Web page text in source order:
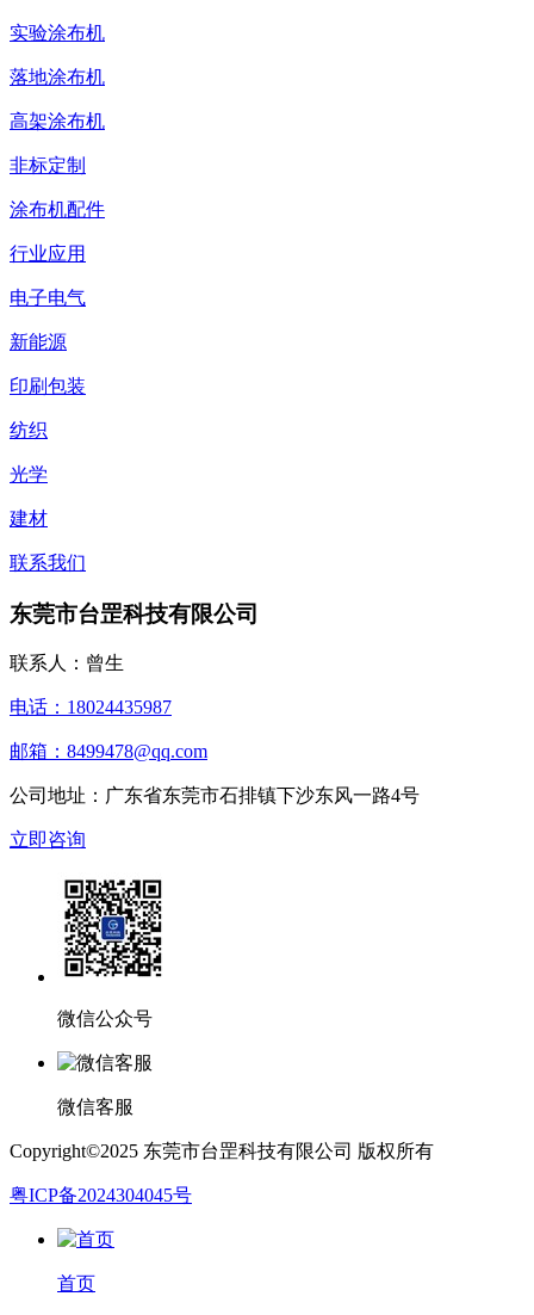
实验涂布机
落地涂布机
高架涂布机
非标定制
涂布机配件
行业应用
电子电气
新能源
印刷包装
纺织
光学
建材
联系我们
东莞市台罡科技有限公司
联系人：曾生
电话：18024435987
邮箱：8499478@qq.com
公司地址：广东省东莞市石排镇下沙东风一路4号
立即咨询
微信公众号
微信客服
Copyright©2025 东莞市台罡科技有限公司 版权所有
粤ICP备2024304045号
首页